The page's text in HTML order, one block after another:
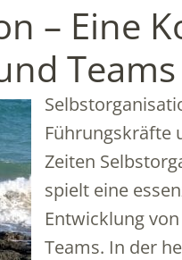
– Eine
Teams
Führungskräfte
Zeiten
spielt eine
Entwicklung
Teams. In der